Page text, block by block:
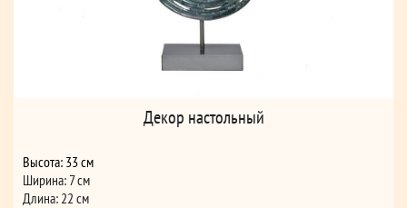
Декор настольный
Высота: 33 см
Ширина: 7 см
Длина: 22 см